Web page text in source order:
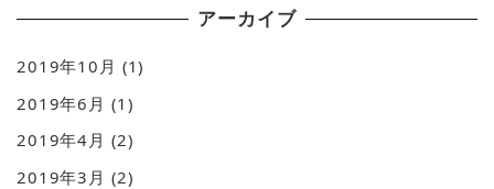
アーカイブ
2019年10月 (1)
2019年6月 (1)
2019年4月 (2)
2019年3月 (2)